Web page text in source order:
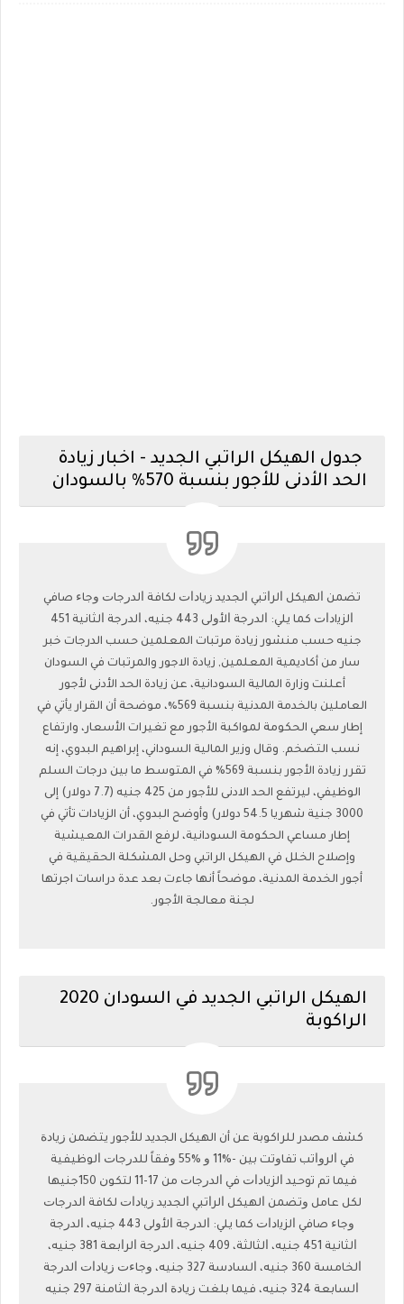
جدول الهيكل الراتبي الجديد - اخبار زيادة
الحد الأدنى للأجور بنسبة 570% بالسودان
ﺗﻀﻤﻦ ﺍﻟﻬﻴﻜﻞ ﺍﻟﺮﺍﺗﺒﻲ ﺍﻟﺠﺪﻳﺪ ﺯﻳﺎﺩﺍﺕ ﻟﻜﺎﻓﺔ ﺍﻟﺪﺭﺟﺎﺕ ﻭﺟﺎﺀ صاﻓﻲ
ﺍﻟﺰﻳاﺩﺍﺕ ﻛﻤﺎ يلي: ﺍﻟﺪﺭﺟﺔ ﺍﻷﻭﻟﻰ 443 ﺟﻨﻴﻪ، ﺍﻟﺪﺭﺟﺔ ﺍﻟﺜﺎﻧﻴﺔ 451
جنيه حسب منشور زيادة مرتبات المعلمين حسب الدرجات خبر
سار من أكاديمية المعلمين, زيادة الاجور والمرتبات في السودان
أعلنت وزارة المالية السودانية، عن زيادة الحد الأدنى لأجور
العاملين بالخدمة المدنية بنسبة 569٪، موضحة أن القرار يأتي في
إطار سعي الحكومة لمواكبة الأجور مع تغيرات الأسعار، وارتفاع
نسب التضخم. وقال وزير المالية السوداني، إبراهيم البدوي، إنه
تقرر زيادة الأجور بنسبة 569% في المتوسط ما بين درجات السلم
الوظيفي، ليرتفع الحد الادنى للأجور من 425 جنيه (7.7 دولار) إلى
3000 جنية شهريا 54.5 دولار) وأوضح البدوي، أن الزيادات تأتي في
إطار مساعي الحكومة السودانية، لرفع القدرات المعيشية
وإصلاح الخلل في الهيكل الراتبي وحل المشكلة الحقيقية في
أجور الخدمة المدنية، موضحاً أنها جاءت بعد عدة دراسات اجرتها
لجنة معالجة الأجور.
الهيكل الراتبي الجديد في السودان 2020
الراكوبة
كشف مصدر للراكوبة عن أن الهيكل الجديد للأجور يتضمن ﺯياﺩﺓ
ﻓﻲ ﺍﻟﺮﻭﺍﺗﺐ تفاﻭﺗﺖ ﺑﻴﻦ -%11 ﻭ %55 ﻭﻓﻘﺎً للدﺭجاﺕ ﺍﻟﻮظيفية
ﻓﻴﻤﺎ ﺗﻢ ﺗوحيد ﺍﻟﺰياﺩﺍﺕ ﻓﻲ ﺍﻟﺪﺭجاﺕ ﻣﻦ 17-11 ﻟﺘﻜﻮﻥ 150جنيها
ﻟﻜﻞ ﻋﺎﻣﻞ ﻭﺗﻀﻤﻦ ﺍﻟﻬﻴﻜﻞ ﺍﻟﺮﺍﺗﺒﻲ ﺍﻟﺠﺪﻳﺪ ﺯﻳﺎﺩﺍﺕ ﻟﻜﺎﻓﺔ ﺍﻟﺪﺭﺟﺎﺕ
ﻭﺟﺎﺀ صاﻓﻲ ﺍﻟﺰﻳاﺩﺍﺕ ﻛﻤﺎ يلي: ﺍﻟﺪﺭﺟﺔ ﺍﻷﻭﻟﻰ 443 ﺟﻨﻴﻪ، ﺍﻟﺪﺭﺟﺔ
ﺍﻟﺜﺎﻧﻴﺔ 451 ﺟﻨﻴﻪ، ﺍﻟﺜﺎﻟﺜﺔ، 409 ﺟﻨﻴﻪ، ﺍﻟﺪﺭﺟﺔ ﺍﻟﺮﺍﺑﻌﺔ 381 ﺟﻨﻴﻪ،
ﺍﻟﺨﺎﻣﺴﺔ 360 ﺟﻨﻴﻪ، ﺍﻟﺴﺎﺩﺳﺔ 327 ﺟﻨﻴﻪ، ﻭﺟﺎﺀﺕ ﺯﻳﺎﺩﺍﺕ ﺍﻟﺪﺭﺟﺔ
ﺍﻟﺴﺎﺑﻌﺔ 324 ﺟﻨﻴﻪ، ﻓﻴﻤﺎ ﺑﻠﻐﺖ ﺯﻳﺎﺩﺓ ﺍﻟﺪﺭﺟﺔ ﺍﻟﺜﺎﻣﻨﺔ 297 ﺟﻨﻴﻪ